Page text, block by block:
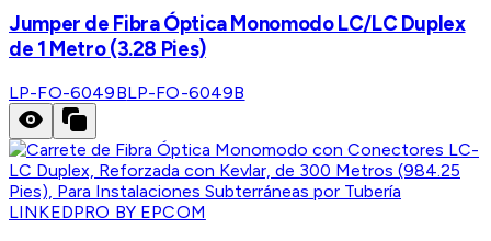
Jumper de Fibra Óptica Monomodo LC/LC Duplex
de 1 Metro (3.28 Pies)
LP-FO-6049BLP-FO-6049B
LINKEDPRO BY EPCOM